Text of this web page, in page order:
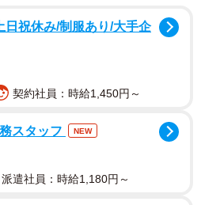
2/4
日祝休み/制服あり/大手企
契約社員：時給1,450円～
スタッフ NEW
派遣社員：時給1,180円～